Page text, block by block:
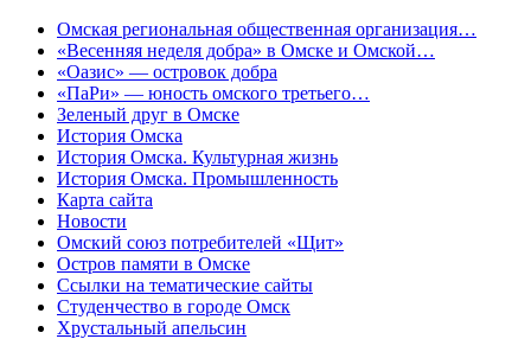
Омская региональная общественная организация…
«Весенняя неделя добра» в Омске и Омской…
«Оазис» — островок добра
«ПаРи» — юность омского третьего…
Зеленый друг в Омске
История Омска
История Омска. Культурная жизнь
История Омска. Промышленность
Карта сайта
Новости
Омский союз потребителей «Щит»
Остров памяти в Омске
Ссылки на тематические сайты
Студенчество в городе Омск
Хрустальный апельсин